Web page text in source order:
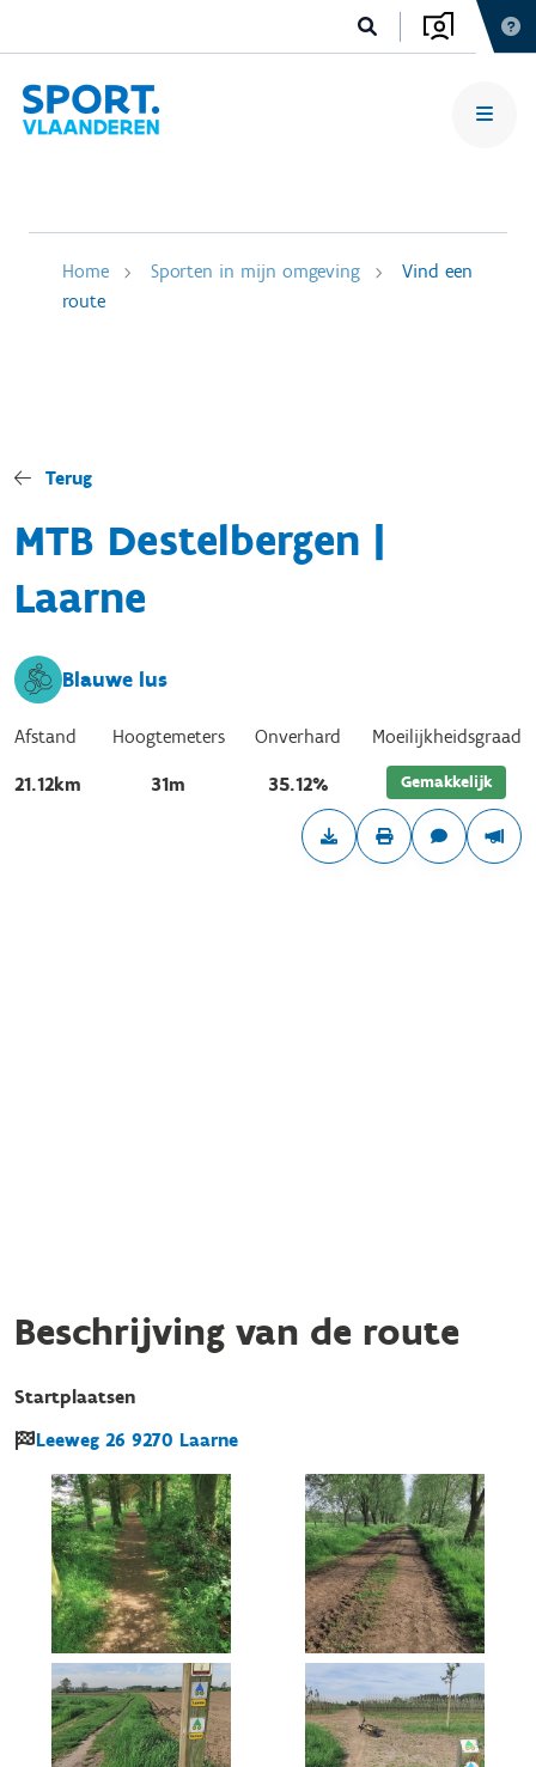
Home Sporten in mijn omgeving
Vind een
route
Terug
MTB Destelbergen |
Laarne
Blauwe lus
Afstand
21.12km
Hoogtemeters
31m
Onverhard
35.12%
Moeilijkheidsgraad
Gemakkelijk
Beschrijving van de route
Startplaatsen
Leeweg 26 9270 Laarne